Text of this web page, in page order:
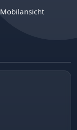
Mobilansicht